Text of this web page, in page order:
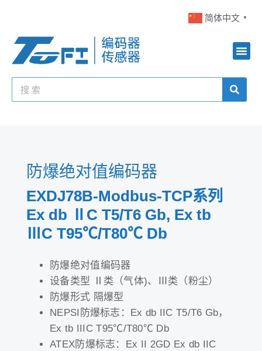
简体中文 ▼
防爆绝对值编码器
EXDJ78B-Modbus-TCP系列
Ex db ⅡC T5/T6 Gb, Ex tb
ⅢC T95℃/T80℃ Db
防爆绝对值编码器
设备类型 Ⅱ类（气体)、Ⅲ类（粉尘）
防爆形式 隔爆型
NEPSI防爆标志：Ex db IIC T5/T6 Gb，
Ex tb IIIC T95℃/T80℃ Db
ATEX防爆标志：Ex II 2GD Ex db IIC